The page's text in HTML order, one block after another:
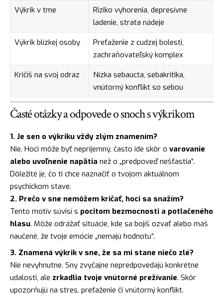
Výkrik v tme
Riziko vyhorenia, depresívne
ladenie, strata nádeje
Výkrik blízkej osoby
Preťaženie z cudzej bolesti,
zachraňovateľský komplex
Kričíš na svoj odraz
Nízka sebaúcta, sebakritika,
vnútorný konflikt so sebou
Časté otázky a odpovede o snoch s výkrikom
1. Je sen o výkriku vždy zlým znamením?
Nie. Hoci môže byť nepríjemný, často ide skôr o varovanie
alebo uvoľnenie napätia než o „predpoveď nešťastia“.
Dôležité je, čo ti chce naznačiť o tvojom aktuálnom
psychickom stave.
2. Prečo v sne nemôžem kričať, hoci sa snažím?
Tento motív súvisí s pocitom bezmocnosti a potlačeného
hlasu. Môže odrážať situácie, kde sa bojíš ozvať alebo máš
naučené, že tvoje emócie „nemajú hodnotu“.
3. Znamená výkrik v sne, že sa mi stane niečo zlé?
Nie nevyhnutne. Sny zvyčajne nepredpovedajú konkrétne
udalosti, ale zrkadlia tvoje vnútorné prežívanie. Skôr
upozorňujú na stres, preťaženie či vnútorný konflikt.